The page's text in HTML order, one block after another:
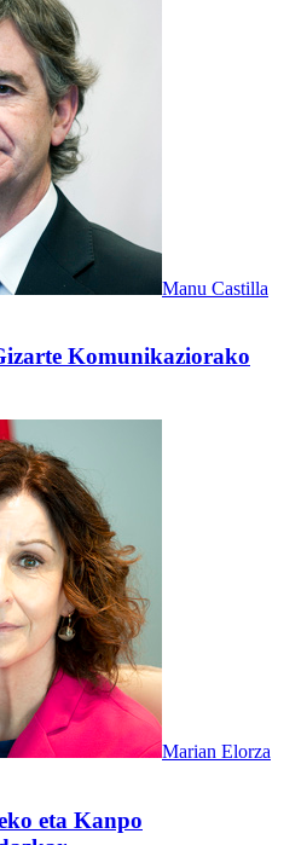
Manu Castilla
Komunikaziorako
Marian Elorza
eta Kanpo